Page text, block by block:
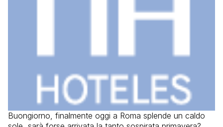
Buongiorno, finalmente oggi a Roma splende un caldo